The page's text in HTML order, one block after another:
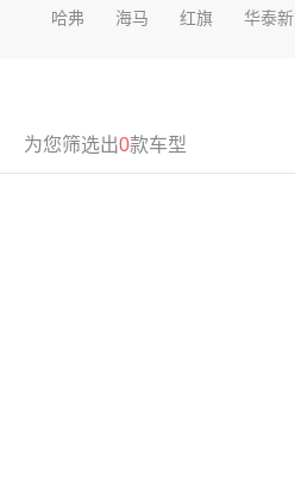
哈弗 海马 红旗 华泰
为您筛选出0款车型